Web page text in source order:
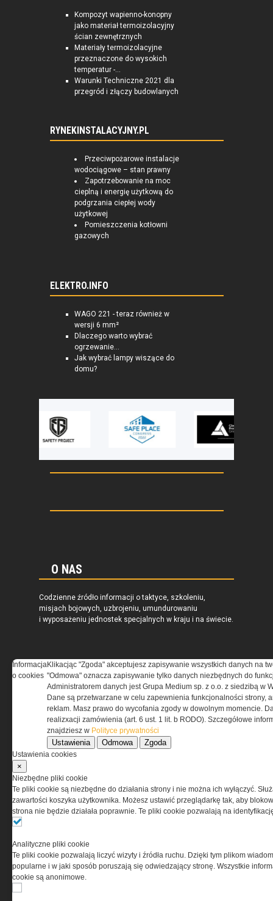
Kompozyt wapienno-konopny
jako materiał termoizolacyjny
ścian zewnętrznych
Materiały termoizolacyjne
przeznaczone do wysokich
temperatur -...
Warunki Techniczne 2021 dla
przegród i złączy budowlanych
RYNEKINSTALACYJNY.PL
Przeciwpożarowe instalacje
wodociągowe – stan prawny
Zapotrzebowanie na moc
cieplną i energię użytkową do
podgrzania ciepłej wody
użytkowej
Pomieszczenia kotłowni
gazowych
ELEKTRO.INFO
WAGO 221 - teraz również w
wersji 6 mm²
Dlaczego warto wybrać
ogrzewanie...
Jak wybrać lampy wiszące do
domu?
O NAS
Codzienne źródło informacji o taktyce, szkoleniu,
misjach bojowych, uzbrojeniu, umundurowaniu
i wyposażeniu jednostek specjalnych w kraju i na świecie.
REGULAMIN
Regulamin określa zasady korzystania z portalu
www.special-ops.pl
Korzystanie z portalu jest równoznaczne
przez Grupa MEDIUM Spółka z ograniczoną
odpowiedzialnością Spółka komandytowa, nr KRS:
0000537655, NIP 1132860378, REGON 146393437
(zwana dalej Grupa MEDIUM) w postaci Regulaminu.
Informacja
o cookies
Klikacjąc "Zgoda" akceptujesz zapisywanie wszystkich danych na
"Odmowa" oznacza zapisywanie tylko danych niezbędnych do
Administratorem danych jest Grupa Medium sp. z o.o. z siedzibą w
Dane są przetwarzane w celu zapewnienia funkcjonalności strony,
reklam. Masz prawo do wycofania zgody w dowolnym momencie.
realizxacji zamówienia (art. 6 ust. 1 lit. b RODO). Szczegółowe
znajdziesz w Polityce prywatności
Ustawienia Odmowa Zgoda
Ustawienia cookies
×
Niezbędne pliki cookie
Te pliki cookie są niezbędne do działania strony i nie można ich wyłączyć.
zawartości koszyka użytkownika. Możesz ustawić przeglądarkę tak, aby
strona nie będzie działała poprawnie. Te pliki cookie pozwalają na
Analityczne pliki cookie
Te pliki cookie pozwalają liczyć wizyty i źródła ruchu. Dzięki tym plikom
popularne i w jaki sposób poruszają się odwiedzający stronę. Wszystkie
cookie są anonimowe.